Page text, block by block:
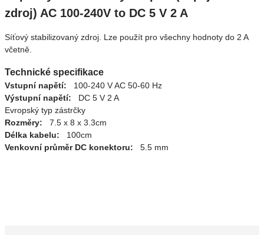
zdroj) AC 100-240V to DC 5 V 2 A
Síťový stabilizovaný zdroj. Lze použít pro všechny hodnoty do 2 A
včetně.
Technické specifikace
Vstupní napětí: 100-240 V AC 50-60 Hz
Výstupní napětí: DC 5 V 2 A
Evropský typ zástrčky
Rozměry: 7.5 x 8 x 3.3cm
Délka kabelu: 100cm
Venkovní průměr DC konektoru: 5.5 mm